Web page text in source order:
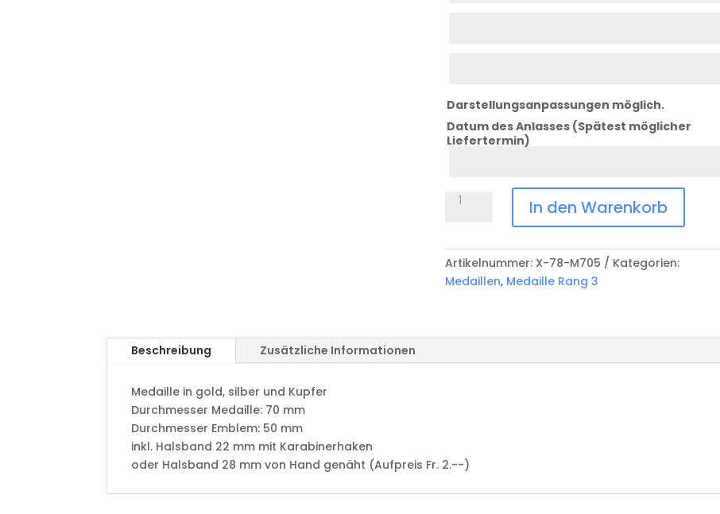
Darstellungsanpassungen möglich.
Datum des Anlasses (Spätest möglicher
Liefertermin)
Medaille
X-
In den Warenkorb
Artikelnummer: X-78-M705
Kategorien:
Medaillen, Medaille Rang 3
Beschreibung Zusätzliche Informationen
Medaille in gold, silber und Kupfer
​Durchmesser Medaille: 70 mm
Durchmesser Emblem: 50 mm
​inkl. Halsband 22 mm mit Karabinerhaken
oder Halsband 28 mm von Hand genäht (Aufpreis Fr. 2.--)